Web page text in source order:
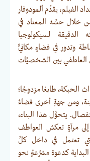
الفيلم، يقدِّم ألمودوفار
خلال حسِّه المعتاد في
الدقيقة لسيكولوجيا
وتدور في فضاءٍ مكانيٍّ
العاطفي بين الشخصيَّات
الحبكة، طابعًا مزدوجًا؛
ومن جهةٍ أخرى فضاءٌ
يتحوَّل هذا البناء،
إلى مرآةٍ تعكسُ العواطف
تعتمل في داخل كلِّ
البداية كدعوة مشرَّعةٍ نحو